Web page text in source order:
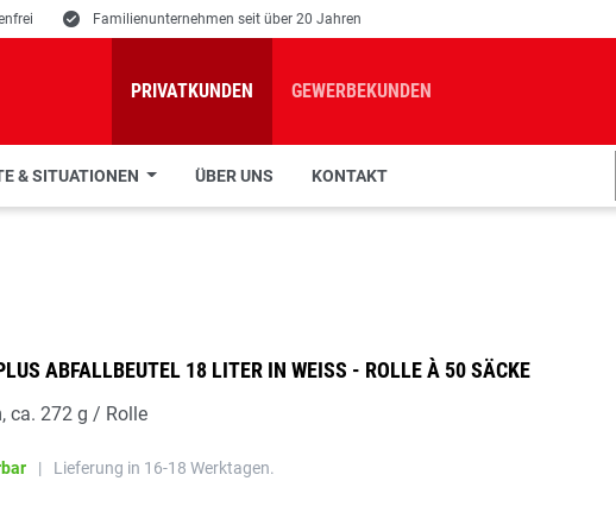
E Familienunternehmen seit über 20 Jahren
PRIVATKUNDEN GEWERBEKUNDEN
& SITUATIONEN ÜBER UNS KONTAKT
ABFALLBEUTEL 18 LITER IN WEISS - ROLLE À 50 SÄCKE
ca. 272 g / Rolle
| Lieferung in 16-18 Werktagen.